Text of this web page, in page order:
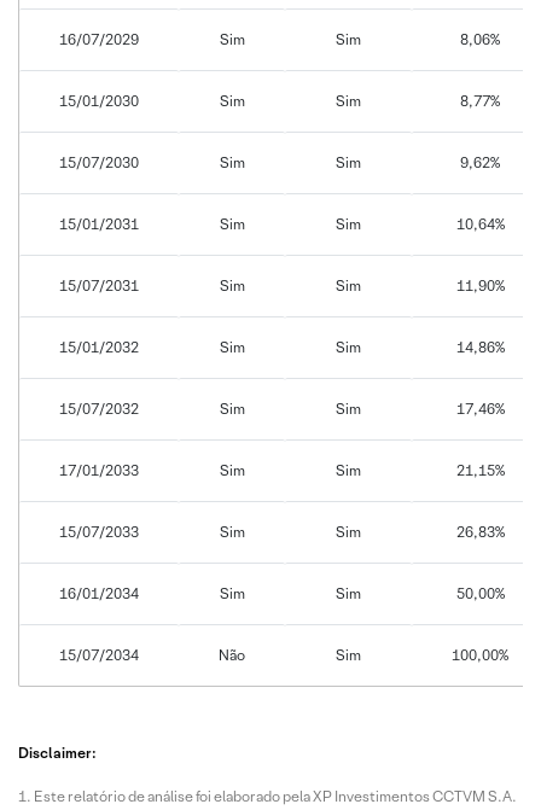
16/07/2029 Sim Sim 8,06%
15/01/2030 Sim Sim 8,77%
15/07/2030 Sim Sim 9,62%
15/01/2031 Sim Sim 10,64%
15/07/2031 Sim Sim 11,90%
15/01/2032 Sim Sim 14,86%
15/07/2032 Sim Sim 17,46%
17/01/2033 Sim Sim 21,15%
15/07/2033 Sim Sim 26,83%
16/01/2034 Sim Sim 50,00%
15/07/2034 Não Sim 100,00%
Disclaimer:
Este relatório de análise foi elaborado pela XP Investimentos CCTVM S.A.